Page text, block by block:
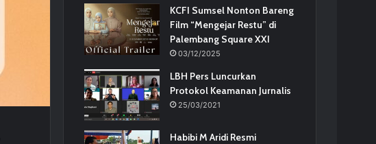
KCFI Sumsel Nonton Bareng
Film “Mengejar Restu” di
Palembang Square XXI
03/12/2025
LBH Pers Luncurkan
Protokol Keamanan Jurnalis
25/03/2021
Habibi M Aridi Resmi